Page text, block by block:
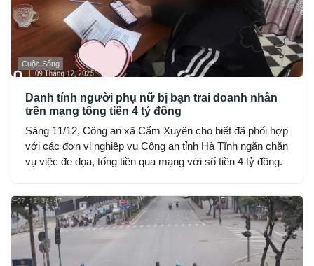
Cuộc Sống
Danh tính người phụ nữ bị bạn trai doanh nhân
trên mạng tống tiền 4 tỷ đồng
Sáng 11/12, Công an xã Cẩm Xuyên cho biết đã phối hợp
với các đơn vị nghiệp vụ Công an tỉnh Hà Tĩnh ngăn chặn
vụ việc đe dọa, tống tiền qua mạng với số tiền 4 tỷ đồng.